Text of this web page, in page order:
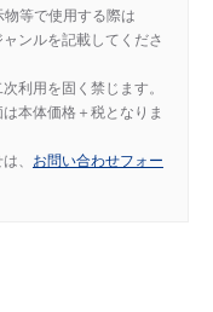
等で使用する際は
ンルを記載してくださ
利用を固く禁じます。
本体価格＋税となりま
、 お問い合わせフォー